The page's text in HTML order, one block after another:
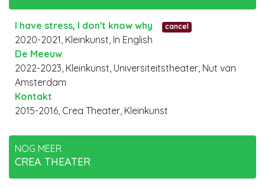
I have stress, I don't know why cancel
2020-2021, Kleinkunst, In English
De Meeuw
2022-2023, Kleinkunst, Universiteitstheater, Nut van
Amsterdam
Kontakt
2015-2016, Crea Theater, Kleinkunst
NOG MEER
CREA THEATER